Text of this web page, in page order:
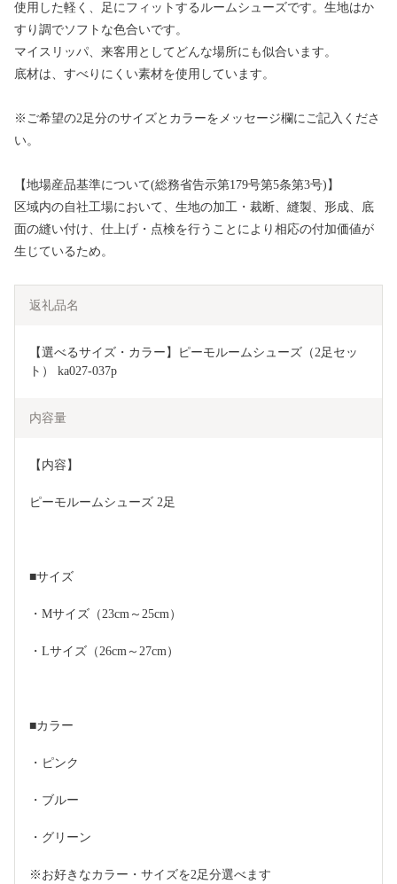
使用した軽く、足にフィットするルームシューズです。生地はか
すり調でソフトな色合いです。
マイスリッパ、来客用としてどんな場所にも似合います。
底材は、すべりにくい素材を使用しています。
※ご希望の2足分のサイズとカラーをメッセージ欄にご記入くださ
い。
【地場産品基準について(総務省告示第179号第5条第3号)】
区域内の自社工場において、生地の加工・裁断、縫製、形成、底
面の縫い付け、仕上げ・点検を行うことにより相応の付加価値が
生じているため。
返礼品名
【選べるサイズ・カラー】ピーモルームシューズ（2足セッ
ト） ka027-037p
内容量
【内容】
ピーモルームシューズ 2足
■サイズ
・Mサイズ（23cm～25cm）
・Lサイズ（26cm～27cm）
■カラー
・ピンク
・ブルー
・グリーン
※お好きなカラー・サイズを2足分選べます